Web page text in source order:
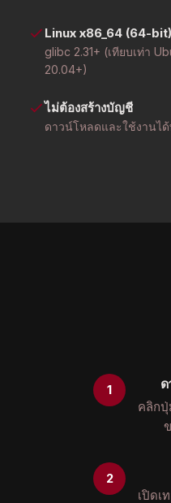
Linux x86_64 (64-bit)
glibc 2.31+ (เทียบเท่า
20.04+)
ไม่ต้องสร้างบัญชี
ดาวน์โหลดและใช้งานไ
คลิก
เปิดเ